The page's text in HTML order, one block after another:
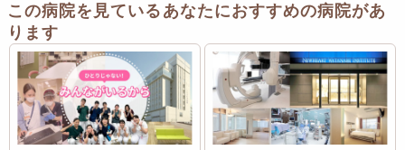
この病院を見ているあなたにおすすめの病院があ
ります